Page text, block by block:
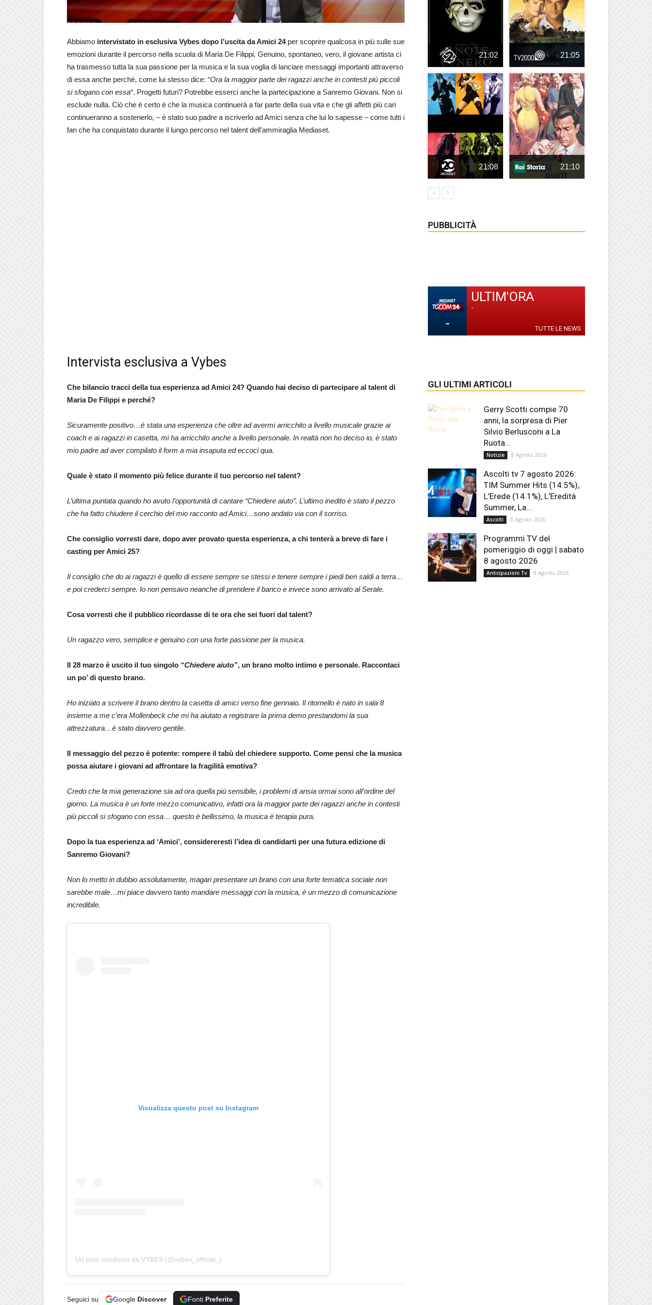
Abbiamo intervistato in esclusiva Vybes dopo l’uscita da Amici 24per scoprire qualcosa in più sulle sue
emozioni durante il percorso nella scuola di Maria De Filippi. Genuino, spontaneo, vero, il giovane artista ci
ha trasmesso tutta la sua passione per la musica e la sua voglia di lanciare messaggi importanti attraverso
di essa anche perché, come lui stesso dice: “Ora la maggior parte dei ragazzi anche in contesti più piccoli
si sfogano con essa“. Progetti futuri? Potrebbe esserci anche la partecipazione a Sanremo Giovani. Non si
esclude nulla. Ciò che è certo è che la musica continuerà a far parte della sua vita e che gli affetti più cari
continueranno a sostenerlo, – è stato suo padre a iscriverlo ad Amici senza che lui lo sapesse – come tutti i
fan che ha conquistato durante il lungo percorso nel talent dell’ammiraglia Mediaset.
Intervista esclusiva a Vybes
Che bilancio tracci della tua esperienza ad Amici 24? Quando hai deciso di partecipare al talent di
Maria De Filippi e perché?
Sicuramente positivo…è stata una esperienza che oltre ad avermi arricchito a livello musicale grazie ai
coach e ai ragazzi in casetta, mi ha arricchito anche a livello personale. In realtà non ho deciso io, è stato
mio padre ad aver compilato il form a mia insaputa ed eccoci qua.
Quale è stato il momento più felice durante il tuo percorso nel talent?
L’ultima puntata quando ho avuto l’opportunità di cantare “Chiedere aiuto”. L’ultimo inedito è stato il pezzo
che ha fatto chiudere il cerchio del mio racconto ad Amici…sono andato via con il sorriso.
Che consiglio vorresti dare, dopo aver provato questa esperienza, a chi tenterà a breve di fare i
casting per Amici 25?
Il consiglio che do ai ragazzi è quello di essere sempre se stessi e tenere sempre i piedi ben saldi a terra…
e poi crederci sempre. Io non pensavo neanche di prendere il banco e invece sono arrivato al Serale.
Cosa vorresti che il pubblico ricordasse di te ora che sei fuori dal talent?
Un ragazzo vero, semplice e genuino con una forte passione per la musica.
Il 28 marzo è uscito il tuo singolo “Chiedere aiuto”, un brano molto intimo e personale. Raccontaci
un po’ di questo brano.
Ho iniziato a scrivere il brano dentro la casetta di amici verso fine gennaio. Il ritornello è nato in sala 8
insieme a me c’era Mollenbeck che mi ha aiutato a registrare la prima demo prestandomi la sua
attrezzatura…è stato davvero gentile.
Il messaggio del pezzo è potente: rompere il tabù del chiedere supporto. Come pensi che la musica
possa aiutare i giovani ad affrontare la fragilità emotiva?
Credo che la mia generazione sia ad ora quella più sensibile, i problemi di ansia ormai sono all’ordine del
giorno. La musica è un forte mezzo comunicativo, infatti ora la maggior parte dei ragazzi anche in contesti
più piccoli si sfogano con essa… questo è bellissimo, la musica è terapia pura.
Dopo la tua esperienza ad ‘Amici’, considereresti l’idea di candidarti per una futura edizione di
Sanremo Giovani?
Non lo metto in dubbio assolutamente, magari presentare un brano con una forte tematica sociale non
sarebbe male…mi piace davvero tanto mandare messaggi con la musica, è un mezzo di comunicazione
incredibile.
Visualizza questo post su Instagram
Un post condiviso da VYBES (@vybes_official_)
Seguici su Google Discover Fonti Preferite
21:02 21:05
21:08 21:10
PUBBLICITÀ
-
ULTIM'ORA
-
TUTTE LE NEWS
GLI ULTIMI ARTICOLI
Gerry Scotti compie 70
anni, la sorpresa di Pier
Silvio Berlusconi a La
Ruota...
Notizie 8 Agosto 2026
Ascolti tv 7 agosto 2026:
TIM Summer Hits (14.5%),
L’Erede (14.1%), L’Eredità
Summer, La...
Ascolti 8 Agosto 2026
Programmi TV del
pomeriggio di oggi | sabato
8 agosto 2026
Anticipazioni Tv 8 Agosto 2026